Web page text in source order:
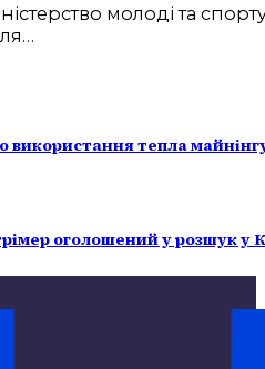
молоді та
використання тепла
оголошений у розшук у